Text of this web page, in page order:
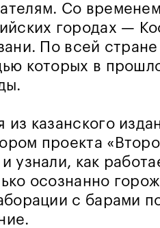
Со
городах —
По всей
которых в
казанского
проекта
узнали, как
осознанно
с барами